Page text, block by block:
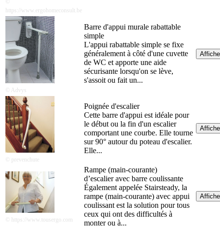
https://www.ergohomeconsult.be
© Advys
Barre d'appui murale rabattable
simple
L'appui rabattable simple se fixe
généralement à côté d'une cuvette
de WC et apporte une aide
sécurisante lorsqu'on se lève,
s'assoit ou fait un...
© prevenchute
Poignée d'escalier
Cette barre d'appui est idéale pour
le début ou la fin d'un escalier
comportant une courbe. Elle tourne
sur 90° autour du poteau d'escalier.
Elle...
© https://www.tousergo.com
Rampe (main-courante)
d’escalier avec barre coulissante
Également appelée Stairsteady, la
rampe (main-courante) avec appui
coulissant est la solution pour tous
ceux qui ont des difficultés à
monter ou à...